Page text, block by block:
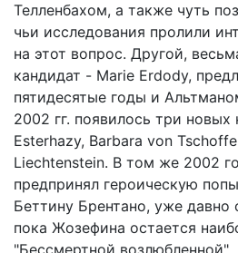
Телленбахом, а также чуть
чьи исследования пролили
на этот вопрос. Другой,
кандидат - Marie Erdody,
пятидесятые годы и
2002 гг. появилось три новых
Esterhazy, Barbara von
Liechtenstein. В том же 2002
предпринял героическую
Беттину Брентано, уже давно
пока Жозефина остается
"Бессмертной возлюбленной".